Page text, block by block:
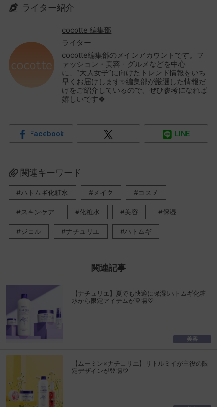
ライター紹介
cocotte 編集部
ライター
cocotte編集部のメインアカウントです。フ
ァッション・美容・グルメなどを中心
に、“大人女子”に向けたトレンド情報をいち
早くお届けします✨編集部が厳選した情報だ
けをご紹介しているので、ぜひ参考になれば
嬉しいです🍀
Facebook LINE
関連キーワード
ハトムギ化粧水 メイク コスメ
スキンケア 化粧水 美容 保湿
ジェル ナチュリエ ハトムギ
関連記事
【ナチュリエ】夏でも快適に保湿!ハトムギ化粧
水から限定アイテムが登場♡
美容
【ムーミン×ナチュリエ】リトルミイが主役の限
定デザインが登場♡